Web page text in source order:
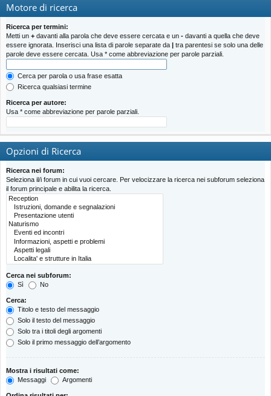
Motore di ricerca
Ricerca per termini:
Metti un + davanti alla parola che deve essere cercata e un - davanti a quella che deve
essere ignorata. Inserisci una lista di parole separate da | tra parentesi se solo una delle
parole deve essere cercata. Usa * come abbreviazione per parole parziali.
Cerca per parola o usa frase esatta
Ricerca qualsiasi termine
Ricerca per autore:
Usa * come abbreviazione per parole parziali.
Opzioni di Ricerca
Ricerca nei forum:
Seleziona il/i forum in cui vuoi cercare. Per velocizzare la ricerca nei subforum seleziona
il forum principale e abilita la ricerca.
Cerca nei subforum:
Sì
No
Cerca:
Titolo e testo del messaggio
Solo il testo del messaggio
Solo tra i titoli degli argomenti
Solo il primo messaggio dell’argomento
Mostra i risultati come:
Messaggi
Argomenti